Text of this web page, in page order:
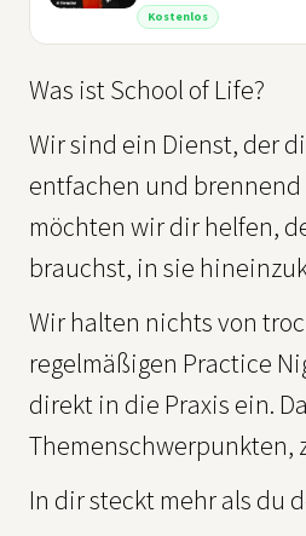
Kostenlos
Was ist School of Life?
Wir sind ein Dienst, der
entfachen und
möchten wir dir helfen,
brauchst, in sie
Wir halten nichts von
regelmäßigen Practice
direkt in die Praxis ein.
Themenschwerpunkten,
In dir steckt mehr als du